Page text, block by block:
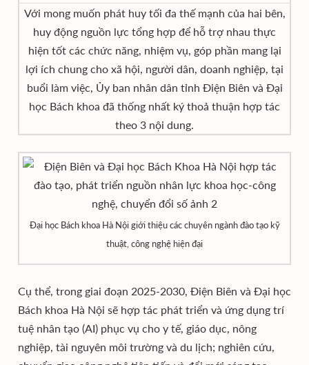
Với mong muốn phát huy tối đa thế mạnh của hai bên,
huy động nguồn lực tổng hợp để hỗ trợ nhau thực
hiện tốt các chức năng, nhiệm vụ, góp phần mang lại
lợi ích chung cho xã hội, người dân, doanh nghiệp, tại
buổi làm việc, Ủy ban nhân dân tỉnh Điện Biên và Đại
học Bách khoa đã thống nhất ký thoả thuận hợp tác
theo 3 nội dung.
Đại học Bách khoa Hà Nội giới thiệu các chuyên ngành đào tạo kỹ
thuật, công nghệ hiện đại
Cụ thể, trong giai đoạn 2025-2030, Điện Biên và Đại học
Bách khoa Hà Nội sẽ hợp tác phát triển và ứng dụng trí
tuệ nhân tạo (AI) phục vụ cho y tế, giáo dục, nông
nghiệp, tài nguyên môi trường và du lịch; nghiên cứu,